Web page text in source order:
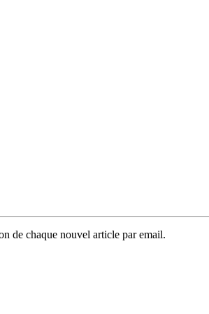
de chaque nouvel article par email.